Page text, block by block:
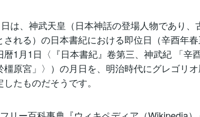
は、神武天皇（日本神話の登場人物であり
される）の日本書紀における即位日（辛酉年
暦1月1日〈『日本書紀』卷第三、神武紀 「辛
橿原宮」〉）の月日を、明治時代にグレゴリ
したものだそうです。